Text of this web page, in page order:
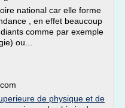
national car elle forme
, en effet beaucoup
comme par exemple
ou...
de physique et de